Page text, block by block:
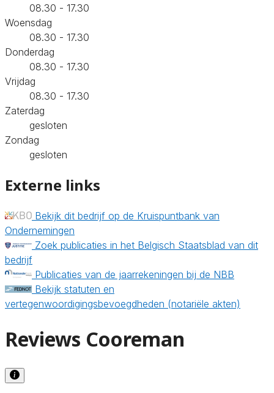
08.30 - 17.30
Woensdag
08.30 - 17.30
Donderdag
08.30 - 17.30
Vrijdag
08.30 - 17.30
Zaterdag
gesloten
Zondag
gesloten
Externe links
Bekijk dit bedrijf op de Kruispuntbank van
Ondernemingen
Zoek publicaties in het Belgisch Staatsblad van dit
bedrijf
Publicaties van de jaarrekeningen bij de NBB
Bekijk statuten en
vertegenwoordigingsbevoegdheden (notariële akten)
Reviews Cooreman